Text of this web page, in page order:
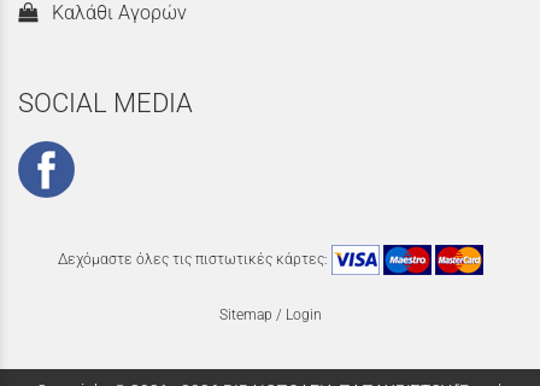
Καλάθι Αγορών
SOCIAL MEDIA
Δεχόμαστε όλες τις πιστωτικές κάρτες:
Sitemap / Login